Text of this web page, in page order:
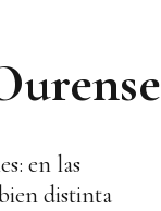
en las
distinta